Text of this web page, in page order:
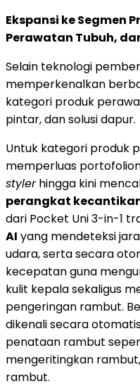
Ekspansi ke Segmen
Perawatan Tubuh,
Selain teknologi
memperkenalkan
kategori produk
pintar, dan solusi dapur.
Untuk kategori produk
memperluas
stylerhingga kini
perangkat
dari Pocket Uni 3-in-1
AI yang mendeteksi
udara, serta secara
kecepatan guna
kulit kepala sekaligus
pengeringan rambut.
dikenali secara
penataan rambut
mengeritingkan
rambut.